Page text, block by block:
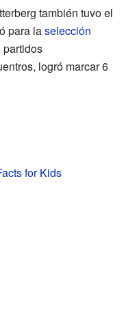
también tuvo el
para laselección
partidos
logró marcar 6
for Kids